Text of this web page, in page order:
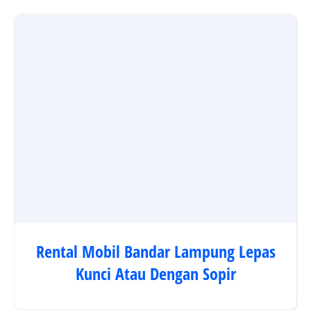
Rental Mobil Bandar Lampung Lepas
Kunci Atau Dengan Sopir